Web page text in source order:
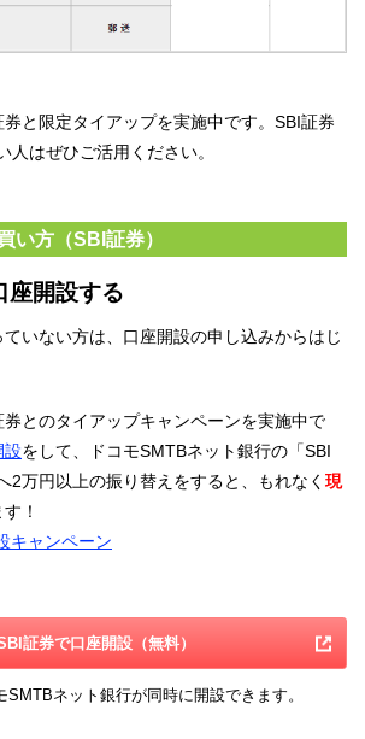
と限定タイアップを実施中です。SBI証券
人はぜひご活用ください。
い方（SBI証券）
座開設する
いない方は、口座開設の申し込みからはじ
とのタイアップキャンペーンを実施中で
設をして、ドコモSMTBネット銀行の「SBI
2万円以上の振り替えをすると、もれなく 現
！
キャンペーン
証券で口座開設（無料）
ネット銀行が同時に開設できます。